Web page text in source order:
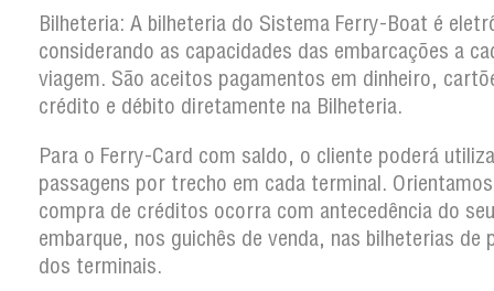
Bilheteria: A bilheteria do Sistema Ferry-Boat é
considerando as capacidades das embarcações a
viagem. São aceitos pagamentos em dinheiro,
crédito e débito diretamente na Bilheteria.
Para o Ferry-Card com saldo, o cliente poderá
passagens por trecho em cada terminal.
compra de créditos ocorra com antecedência do seu
embarque, nos guichês de venda, nas bilheterias de
dos terminais.